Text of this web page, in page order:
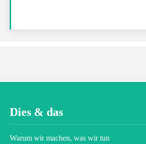
Dies & das
Warum wir machen, was wir tun